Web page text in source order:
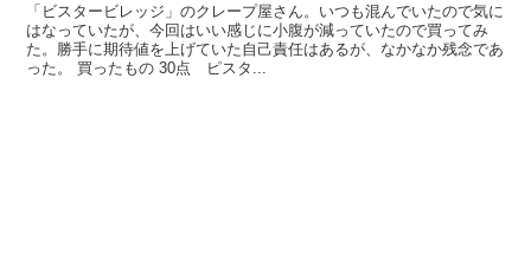
「ビスタービレッジ」のクレープ屋さん。いつも混んでいたので気に
はなっていたが、今回はいい感じに小腹が減っていたので買ってみ
た。勝手に期待値を上げていた自己責任はあるが、なかなか残念であ
った。 買ったもの 30点 ピスタ...